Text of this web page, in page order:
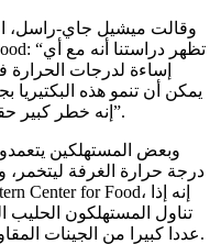
وقالت ميشيل جاي-راسل،
إساءة لدرجات الحرارة
يمكن أن تنمو هذه
إنه خطر كبير حقا إذا لم يتم التعامل معه بشكل صحيح”.
وبعض المستهلكين
درجة حرارة الغرفة
تناول المستهلكون الحليب
عددا كبيرا من الجينات المقاومة لمضادات الميكروبات إلى أمعائهم.